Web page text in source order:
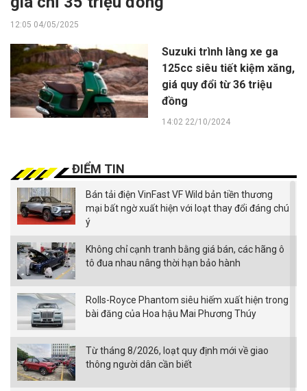
12:05 04/05/2025
Suzuki trình làng xe ga
125cc siêu tiết kiệm xăng,
giá quy đổi từ 36 triệu
đồng
14:02 22/10/2024
ĐIỂM TIN
Bán tải điện VinFast VF Wild bản tiền thương
mại bất ngờ xuất hiện với loạt thay đổi đáng chú
ý
Không chỉ cạnh tranh bằng giá bán, các hãng ô
tô đua nhau nâng thời hạn bảo hành
Rolls-Royce Phantom siêu hiếm xuất hiện trong
bài đăng của Hoa hậu Mai Phương Thúy
Từ tháng 8/2026, loạt quy định mới về giao
thông người dân cần biết